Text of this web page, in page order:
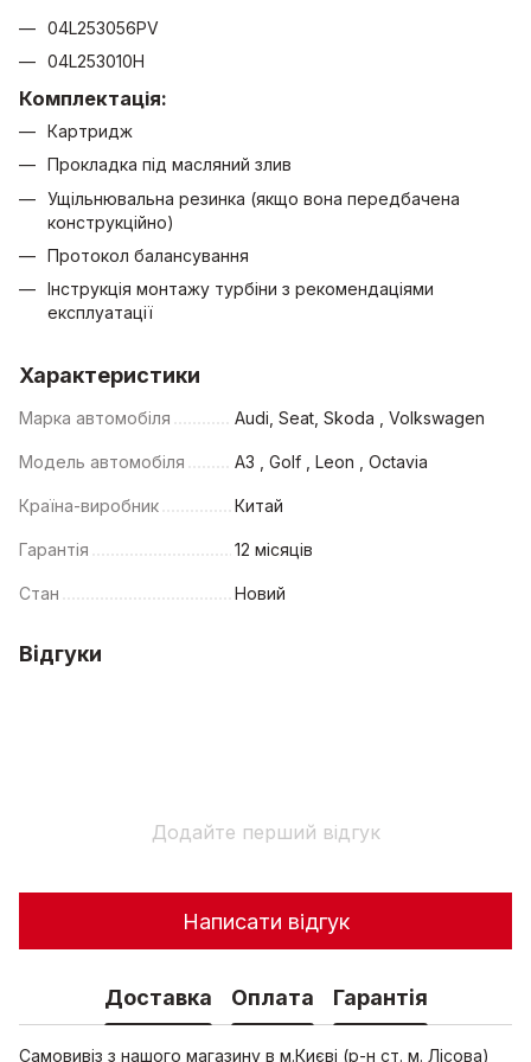
04L253056PV
04L253010H
Комплектація:
Картридж
Прокладка під масляний злив
Ущільнювальна резинка (якщо вона передбачена
конструкційно)
Протокол балансування
Інструкція монтажу турбіни з рекомендаціями
експлуатації
Характеристики
Марка автомобіля Audi, Seat, Skoda , Volkswagen
Модель автомобіля A3 , Golf , Leon , Octavia
Країна-виробник Китай
Гарантія 12 місяців
Стан Новий
Відгуки
Додайте перший відгук
Написати відгук
Доставка Оплата Гарантія
Самовивіз з нашого магазину в м.Києві (р-н ст. м. Лісова)